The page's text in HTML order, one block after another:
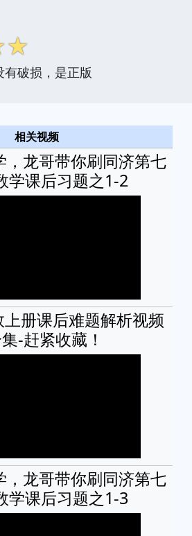
☆
破损，是正版
相关视频
，龙哥带你刷同济第七
学课后习题之1-2
册课后难题解析视频
-赶紧收藏！
，龙哥带你刷同济第七
学课后习题之1-3